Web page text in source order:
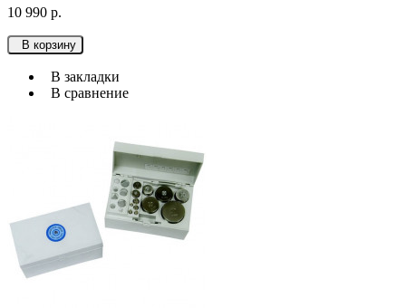
10 990 р.
В корзину
В закладки
В сравнение